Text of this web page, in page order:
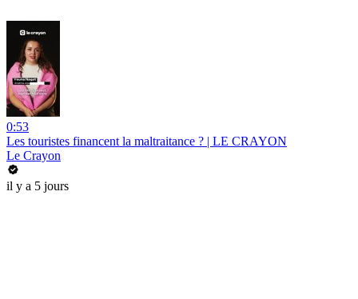
0:53
Les touristes financent la maltraitance ? | LE CRAYON
Le Crayon
il y a 5 jours